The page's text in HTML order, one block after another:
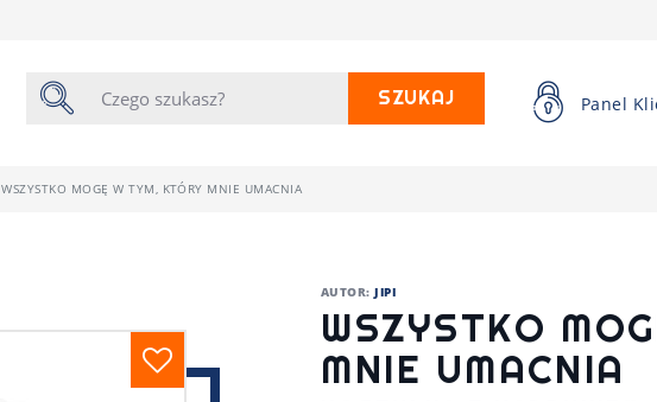
SZUKAJ Panel
WSZYSTKO MOGĘ W TYM, KTÓRY MNIE UMACNIA
AUTOR:JIPI
WSZYSTKO
MNIE UMACNIA